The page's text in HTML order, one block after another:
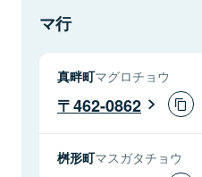
マ行
真畔町マグロチョウ
462-0862
桝形町マスガタチョウ